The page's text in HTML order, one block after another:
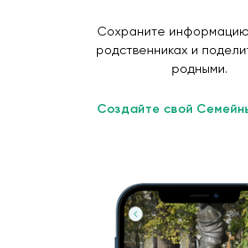
Сохраните
родственниках и
родными.
Создайте свой